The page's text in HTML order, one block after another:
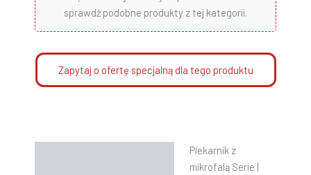
sprawdź podobne produkty z tej kategorii.
Zapytaj o ofertę specjalną dla tego produktu
Piekarnik z
mikrofalą Serie |